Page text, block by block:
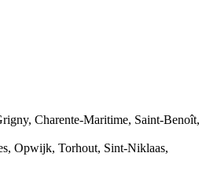
Charente-Maritime, Saint-Benoît,
Opwijk, Torhout, Sint-Niklaas,